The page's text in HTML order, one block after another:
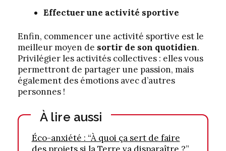
Effectuer une activité sportive
Enfin, commencer une activité sportive est le
meilleur moyen de sortir de son quotidien.
Privilégier les activités collectives : elles vous
permettront de partager une passion, mais
également des émotions avec d’autres
personnes !
À lire aussi
Éco-anxiété : “À quoi ça sert de faire